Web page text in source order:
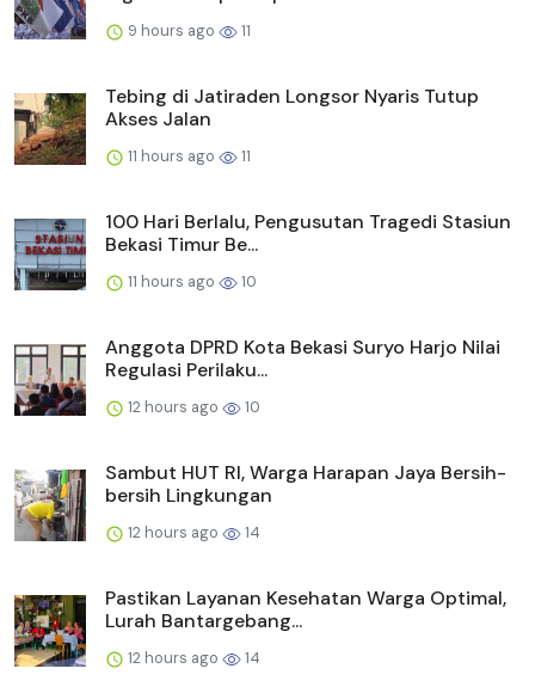
9 hours ago 11
Tebing di Jatiraden Longsor Nyaris Tutup
Akses Jalan
11 hours ago 11
100 Hari Berlalu, Pengusutan Tragedi Stasiun
Bekasi Timur Be...
11 hours ago 10
Anggota DPRD Kota Bekasi Suryo Harjo Nilai
Regulasi Perilaku...
12 hours ago 10
Sambut HUT RI, Warga Harapan Jaya Bersih-
bersih Lingkungan
12 hours ago 14
Pastikan Layanan Kesehatan Warga Optimal,
Lurah Bantargebang...
12 hours ago 14